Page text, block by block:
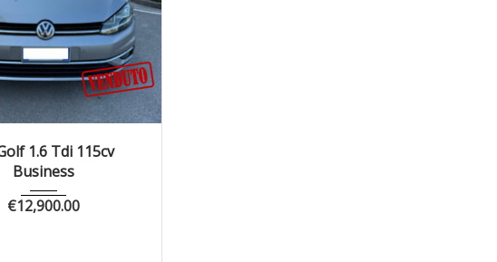
Manua... 157964
1.6 Tdi 115cv
Business
€12,900.00